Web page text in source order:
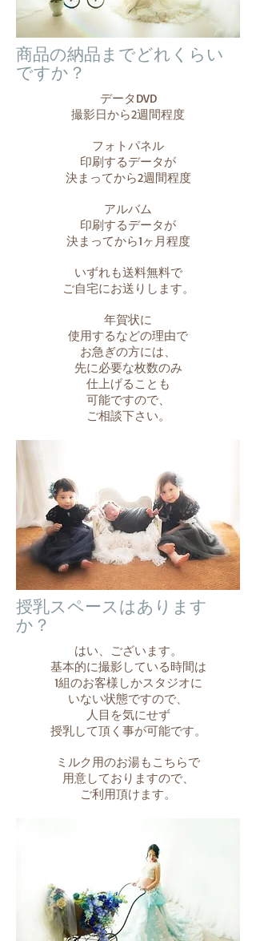
商品の納品までどれくらい
ですか？
データDVD
撮影日から2週間程度
フォトパネル
印刷するデータが
決まってから2週間程度
​アルバム
印刷するデータが
決まってから1ヶ月程度
いずれも送料無料で
ご自宅にお送りします。
年賀状に
使用するなどの理由で
お急ぎの方には、
先に必要な枚数のみ
仕上げることも
可能ですので、​
ご相談下さい。
​授乳スペースはあります
か？
​はい、ございます。
基本的に撮影している時間は
1組のお客様しかスタジオに
いない状態ですので、
人目を気にせず
授乳して頂く事が可能です。
ミルク用のお湯もこちらで
用意しておりますので、
​ご利用頂けます。